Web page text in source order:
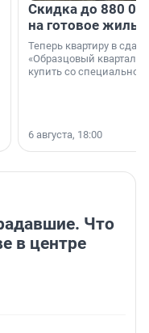
Скидка до 880
на готовое
Теперь квартиру в
«Образцовый квартал
купить со специальной
6 августа, 18:00
Что
в центре